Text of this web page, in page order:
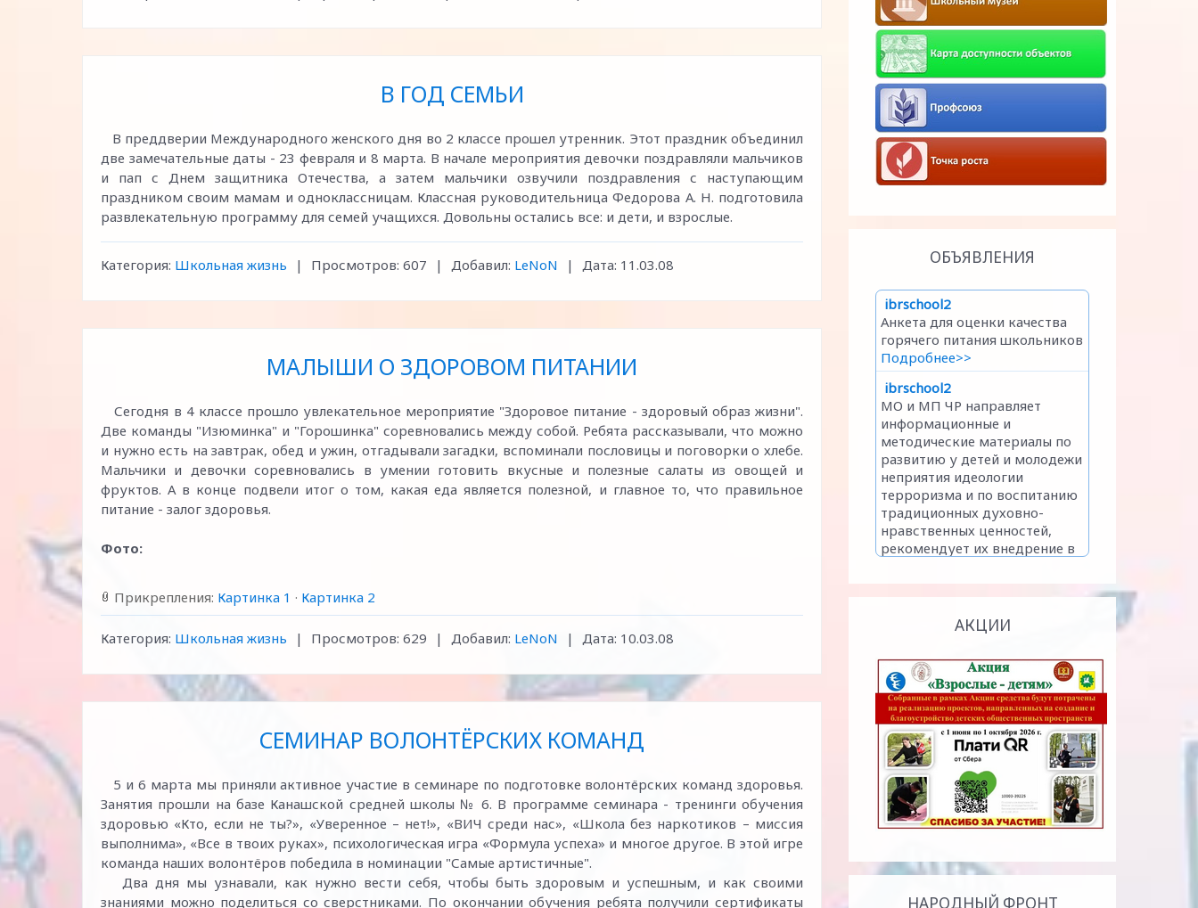
В ГОД СЕМЬИ
В преддверии Международного женского дня во 2 классе прошел утренник. Этот праздник объединил
две замечательные даты - 23 февраля и 8 марта. В начале мероприятия девочки поздравляли мальчиков
и пап с Днем защитника Отечества, а затем мальчики озвучили поздравления с наступающим
праздником своим мамам и одноклассницам. Классная руководительница Федорова А. Н. подготовила
развлекательную программу для семей учащихся. Довольны остались все: и дети, и взрослые.
Категория: Школьная жизнь | Просмотров: 607 | Добавил: LeNoN | Дата: 11.03.08
МАЛЫШИ О ЗДОРОВОМ ПИТАНИИ
Сегодня в 4 классе прошло увлекательное мероприятие "Здоровое питание - здоровый образ жизни".
Две команды "Изюминка" и "Горошинка" соревновались между собой. Ребята рассказывали, что можно
и нужно есть на завтрак, обед и ужин, отгадывали загадки, вспоминали пословицы и поговорки о хлебе.
Мальчики и девочки соревновались в умении готовить вкусные и полезные салаты из овощей и
фруктов. А в конце подвели итог о том, какая еда является полезной, и главное то, что правильное
питание - залог здоровья.
Фото:
Прикрепления: Картинка 1 · Картинка 2
Категория: Школьная жизнь | Просмотров: 629 | Добавил: LeNoN | Дата: 10.03.08
СЕМИНАР ВОЛОНТЁРСКИХ КОМАНД
5 и 6 марта мы приняли активное участие в семинаре по подготовке волонтёрских команд здоровья.
Занятия прошли на базе Канашской средней школы № 6. В программе семинара - тренинги обучения
здоровью «Кто, если не ты?», «Уверенное – нет!», «ВИЧ среди нас», «Школа без наркотиков – миссия
выполнима», «Все в твоих руках», психологическая игра «Формула успеха» и многое другое. В этой игре
команда наших волонтёров победила в номинации "Самые артистичные".
Два дня мы узнавали, как нужно вести себя, чтобы быть здоровым и успешным, и как своими
знаниями можно поделиться со сверстниками. По окончании обучения ребята получили сертификаты
ОБЪЯВЛЕНИЯ
АКЦИИ
НАРОДНЫЙ ФРОНТ